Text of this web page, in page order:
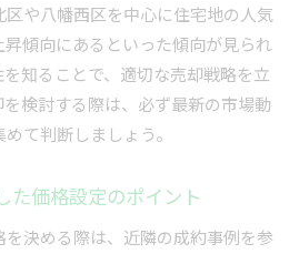
や八幡西区を中心に住宅地の人気
傾向にあるといった傾向が見られ
知ることで、適切な売却戦略を立
検討する際は、必ず最新の市場動
て判断しましょう。
た価格設定のポイント
決める際は、近隣の成約事例を参